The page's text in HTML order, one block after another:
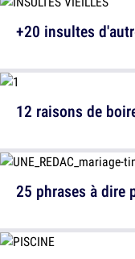
+20 insultes
25 phrases à dire
12 raisons de